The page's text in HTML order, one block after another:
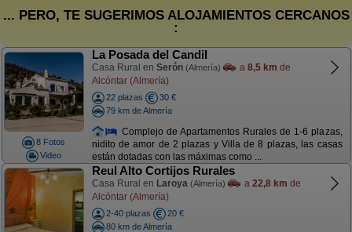
... PERO, TE SUGERIMOS ALOJAMIENTOS CERCANOS
:
8 Fotos
Video
La Posada del Candil
Casa Rural en Serón (Almería) a 8,5 km de
Alcóntar (Almería)
22 plazas
30 €
79 km de Almería
Complejo de Apartamentos Rurales de 1-6 plazas,
nidito de amor de 2 plazas y Villa de 8 plazas, las casas
están dotadas con las máximas como ...
Reul Alto Cortijos Rurales
Casa Rural en Laroya (Almería) a 22,8 km de
Alcóntar (Almería)
2-40 plazas
20 €
80 km de Almería